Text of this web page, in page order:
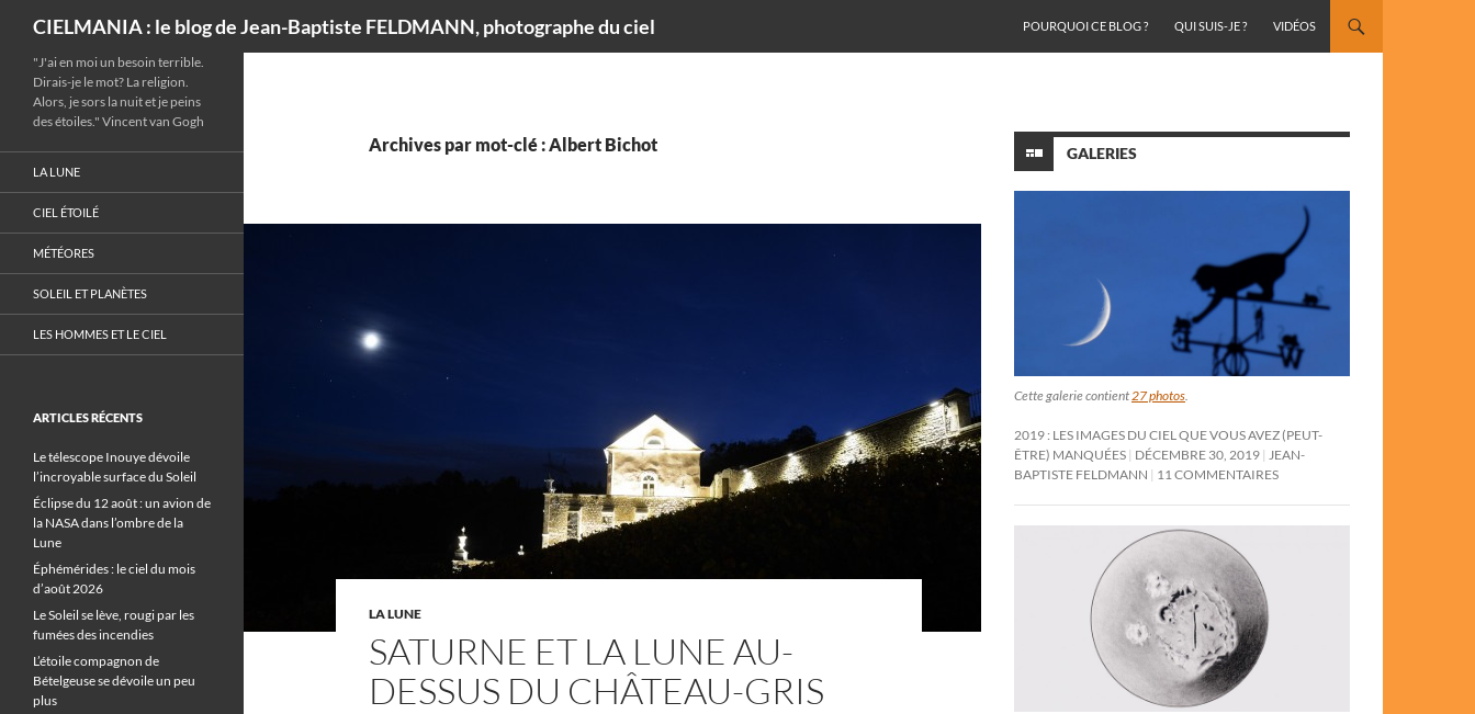
CIELMANIA : le blog de Jean-Baptiste FELDMANN, photographe du ciel
POURQUOI CE BLOG ?
QUI SUIS-JE ? VIDÉOS
Archives par mot-clé : Albert Bichot
LA LUNE
SATURNE ET LA LUNE AU-
DESSUS DU CHÂTEAU-GRIS
GALERIES
Cette galerie contient27 photos.
2019 : LES IMAGES DU CIEL QUE VOUS AVEZ (PEUT-
ÊTRE) MANQUÉES DÉCEMBRE 30, 2019 JEAN-
BAPTISTE FELDMANN
11 COMMENTAIRES
"J'ai en moi un besoin terrible.
Dirais-je le mot? La religion.
Alors, je sors la nuit et je peins
des étoiles." Vincent van Gogh
LA LUNE
CIEL ÉTOILÉ
MÉTÉORES
SOLEIL ET PLANÈTES
LES HOMMES ET LE CIEL
ARTICLES RÉCENTS
Le télescope Inouye dévoile
l’incroyable surface du Soleil
Éclipse du 12 août : un avion de
la NASA dans l’ombre de la
Lune
Éphémérides : le ciel du mois
d’août 2026
Le Soleil se lève, rougi par les
fumées des incendies
L’étoile compagnon de
Bételgeuse se dévoile un peu
plus